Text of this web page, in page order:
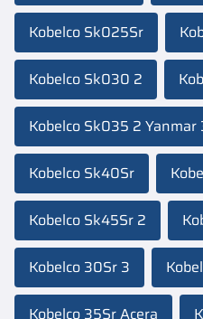
Kobelco Sk025Sr
Kobelco Sk030 2
Kobelco Sk035 2
Kobelco Sk40Sr
Kobelco Sk45Sr 2
Kobelco 30Sr 3
Kobelco 35Sr Acera